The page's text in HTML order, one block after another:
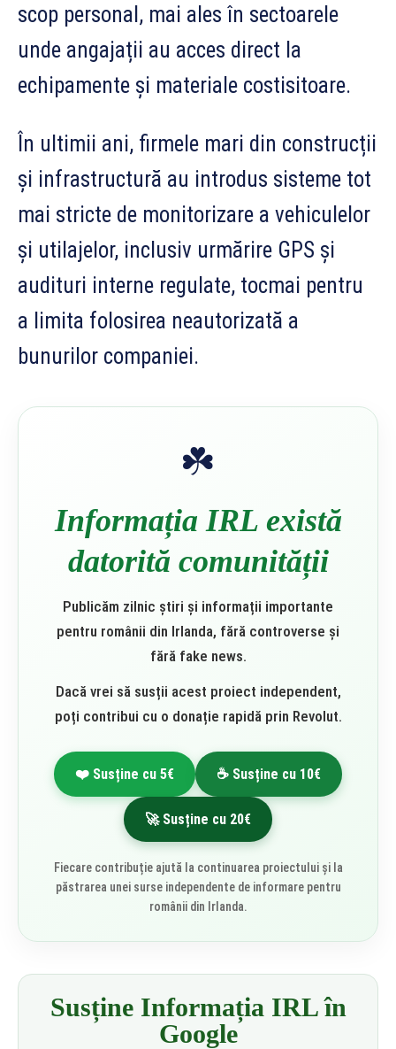
scop personal, mai ales în sectoarele
unde angajații au acces direct la
echipamente și materiale costisitoare.
În ultimii ani, firmele mari din construcții
și infrastructură au introdus sisteme tot
mai stricte de monitorizare a vehiculelor
și utilajelor, inclusiv urmărire GPS și
audituri interne regulate, tocmai pentru
a limita folosirea neautorizată a
bunurilor companiei.
☘️
Informația IRL există
datorită comunității
Publicăm zilnic știri și informații importante
pentru românii din Irlanda, fără controverse și
fără fake news.
Dacă vrei să susții acest proiect independent,
poți contribui cu o donație rapidă prin Revolut.
❤️ Susține cu 5€ ☕ Susține cu 10€
🚀 Susține cu 20€
Fiecare contribuție ajută la continuarea proiectului și la
păstrarea unei surse independente de informare pentru
românii din Irlanda.
Susține Informația IRL în
Google